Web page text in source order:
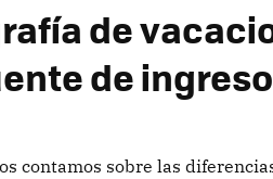
de
de
contamos sobre las